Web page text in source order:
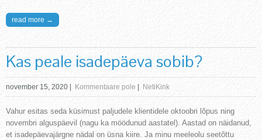
read more →
Kas peale isadepäeva sobib?
november 15, 2020 Kommentaare pole NetiKink
Vahur esitas seda küsimust paljudele klientidele oktoobri lõpus ning
novembri alguspäevil (nagu ka möödunud aastatel). Aastad on näidanud,
et isadepäevajärgne nädal on üsna kiire. Ja minu meeleolu seetõttu